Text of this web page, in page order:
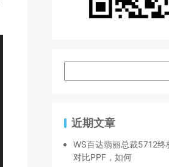
近期文章
WS百达翡丽总裁5712
对比PPF，如何